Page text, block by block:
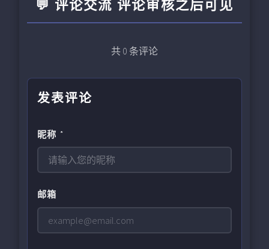
💬 评论交流 评论审核之后可见
共 0 条评论
发表评论
昵称 *
邮箱